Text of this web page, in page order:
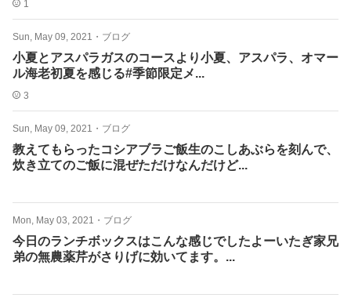
1
Sun, May 09, 2021 ・ ブログ
小夏とアスパラガスのコースより小夏、アスパラ、オマー
ル海老初夏を感じる#季節限定メ...
3
Sun, May 09, 2021 ・ ブログ
教えてもらったコシアブラご飯生のこしあぶらを刻んで、
炊き立てのご飯に混ぜただけなんだけど...
Mon, May 03, 2021 ・ ブログ
今日のランチボックスはこんな感じでしたよーいたぎ家兄
弟の無農薬芹がさりげに効いてます。...